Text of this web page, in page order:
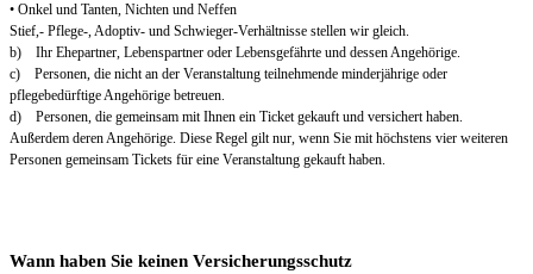
• Onkel und Tanten, Nichten und Neffen
Stief,- Pflege-, Adoptiv- und Schwieger-Verhältnisse stellen wir gleich.
b) Ihr Ehepartner, Lebenspartner oder Lebensgefährte und dessen Angehörige.
c) Personen, die nicht an der Veranstaltung teilnehmende minderjährige oder
pflegebedürftige Angehörige betreuen.
d) Personen, die gemeinsam mit Ihnen ein Ticket gekauft und versichert haben.
Außerdem deren Angehörige. Diese Regel gilt nur, wenn Sie mit höchstens vier weiteren
Personen gemeinsam Tickets für eine Veranstaltung gekauft haben.
Wann haben Sie keinen Versicherungsschutz